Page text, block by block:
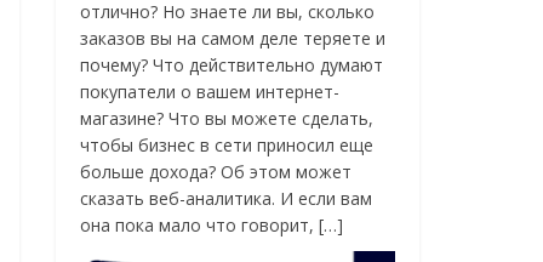
отлично? Но знаете ли вы, сколько
заказов вы на самом деле теряете и
почему? Что действительно думают
покупатели о вашем интернет-
магазине? Что вы можете сделать,
чтобы бизнес в сети приносил еще
больше дохода? Об этом может
сказать веб-аналитика. И если вам
она пока мало что говорит, […]